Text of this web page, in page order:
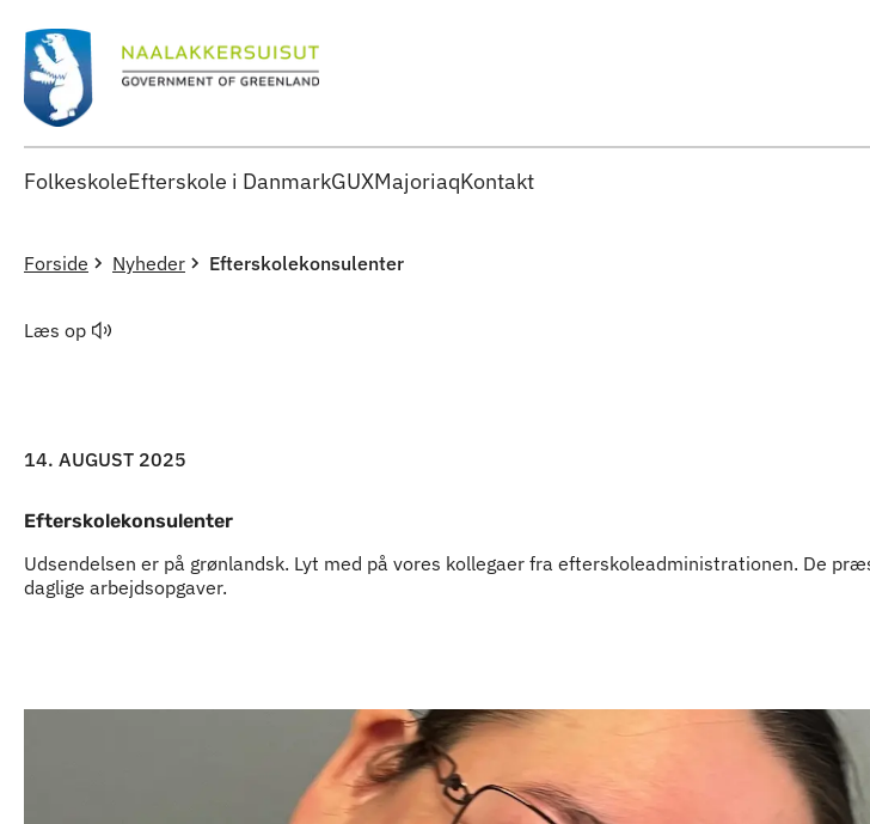
FolkeskoleEfterskole i DanmarkGUXMajoriaqKontakt
Forside Nyheder Efterskolekonsulenter
Læs op
14. AUGUST 2025
Efterskolekonsulenter
Udsendelsen er på grønlandsk. Lyt med på vores kollegaer fra efterskoleadministrationen. De
daglige arbejdsopgaver.